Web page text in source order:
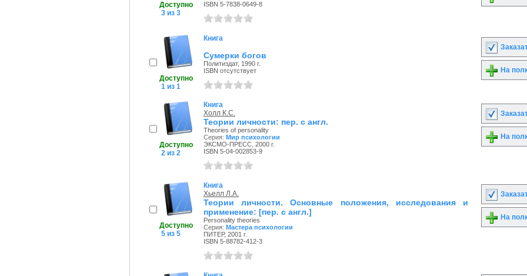
Доступно
3 из 3
ISBN 5-7838-0649-8
Доступно
1 из 1
Книга
Сумерки богов
Политиздат, 1990 г.
ISBN отсутствует
На
Доступно
2 из 2
Книга
Холл К.С.
Теории личности: пер. с англ.
Theories of personality
Серия: Мир психологии
ЭКСМО-ПРЕСС, 2000 г.
ISBN 5-04-002853-9
На
Доступно
5 из 5
Книга
Хьелл Л.А.
Теории личности. Основные положения, исследования и
применение: [пер. с англ.]
Personality theories
Серия: Мастера психологии
ПИТЕР, 2001 г.
ISBN 5-88782-412-3
На